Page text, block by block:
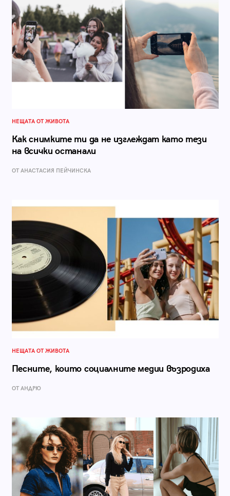
НЕЩАТА ОТ ЖИВОТА
Как снимките ти да не изглеждат като тези
на всички останали
ОТ AНАСТАСИЯ ПЕЙЧИНСКА
НЕЩАТА ОТ ЖИВОТА
Песните, които социалните медии възродиха
ОТ АНДРЮ